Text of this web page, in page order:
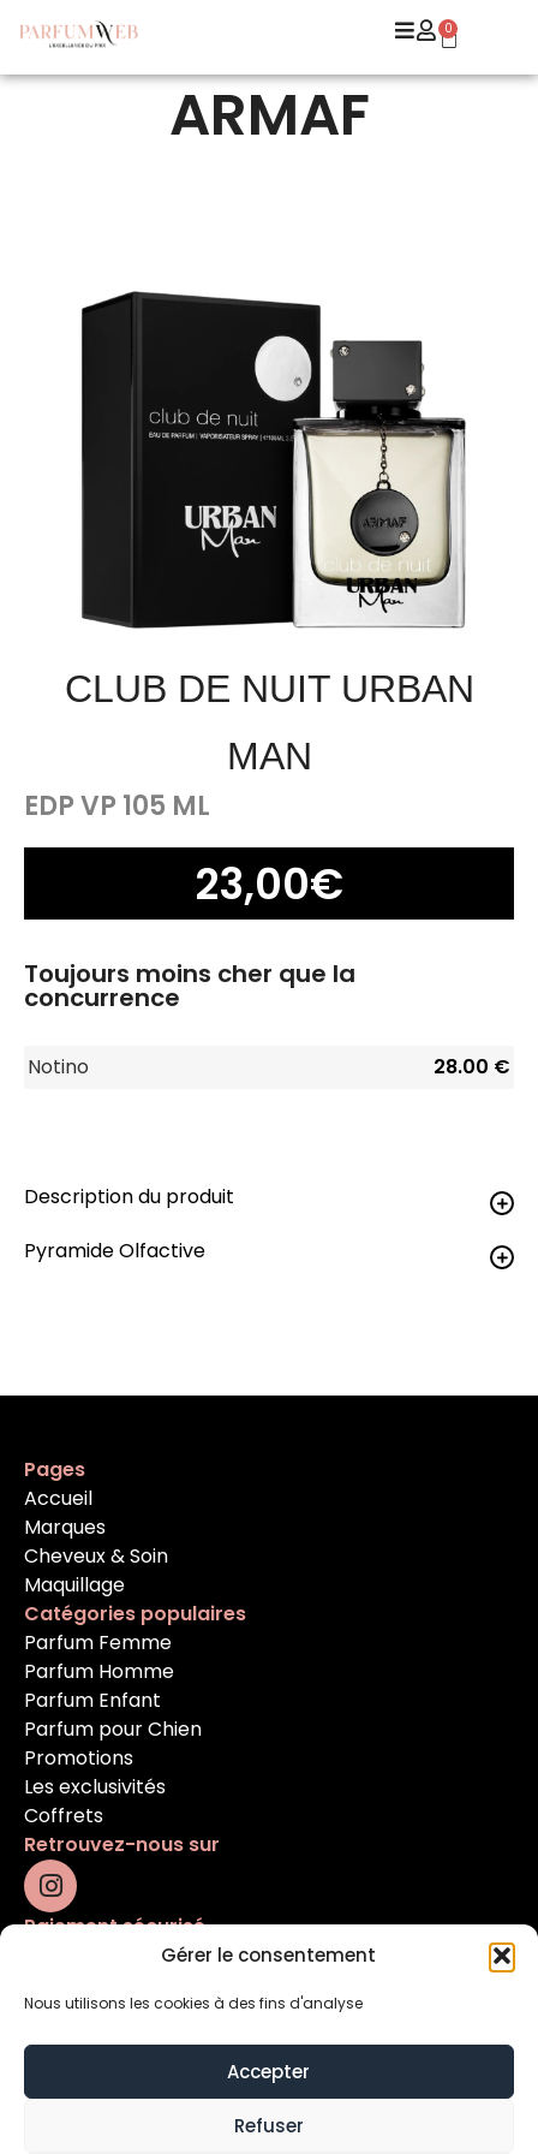
Gérer le consentement
Nous utilisons les cookies à des fins d'analyse
Accepter
Refuser
0
ARMAF
CLUB DE NUIT URBAN
MAN
EDP VP 105 ML
23,00€
Toujours moins cher que la
concurrence
Notino 28.00 €
Description du produit
Pyramide Olfactive
Pages
Accueil
Marques
Cheveux & Soin
Maquillage
Catégories populaires
Parfum Femme
Parfum Homme
Parfum Enfant
Parfum pour Chien
Promotions
Les exclusivités
Coffrets
Retrouvez-nous sur
Paiement sécurisé